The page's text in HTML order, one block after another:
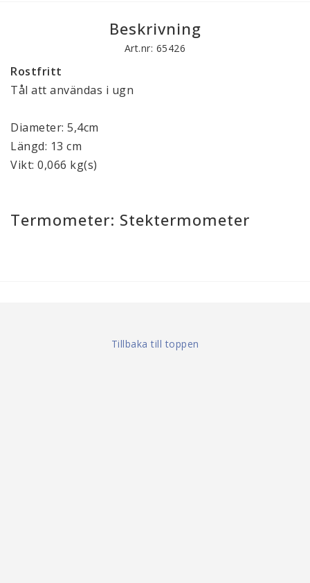
Beskrivning
Art.nr: 65426
Rostfritt
Tål att användas i ugn
Diameter: 5,4cm
Längd: 13 cm
Vikt: 0,066 kg(s)
Termometer: Stektermometer
Tillbaka till toppen